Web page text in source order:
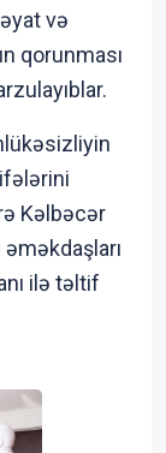
və
qorunması
Kəlbəcər
ilə təltif